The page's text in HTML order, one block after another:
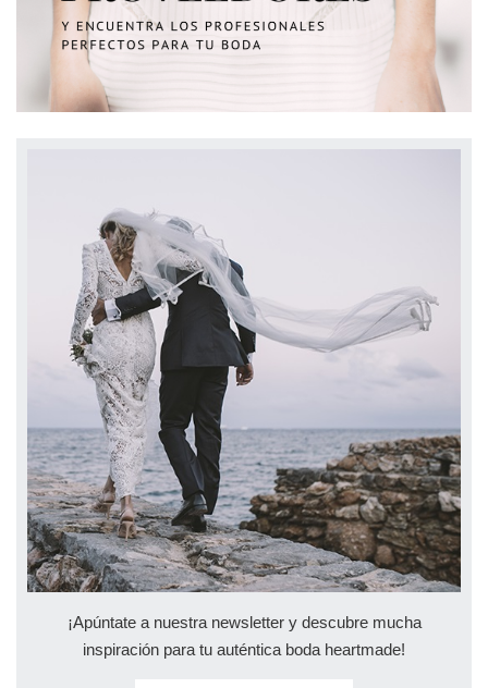
¡Apúntate a nuestra newsletter y descubre mucha
inspiración para tu auténtica boda heartmade!